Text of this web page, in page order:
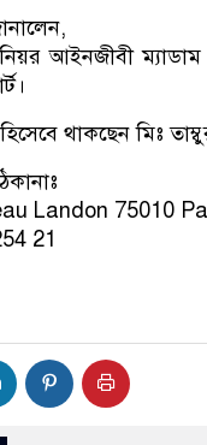
আইনজীবী
থাকছেন মিঃ
Landon 75010
21